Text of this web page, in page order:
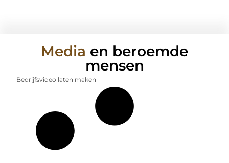
Media en beroemde
mensen
Bedrijfsvideo laten maken